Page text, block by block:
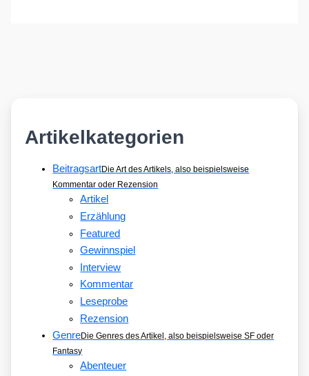
Artikelkategorien
BeitragsartDie Art des Artikels, also beispielsweise
Kommentar oder Rezension
Artikel
Erzählung
Featured
Gewinnspiel
Interview
Kommentar
Leseprobe
Rezension
GenreDie Genres des Artikel, also beispielsweise SF oder
Fantasy
Abenteuer